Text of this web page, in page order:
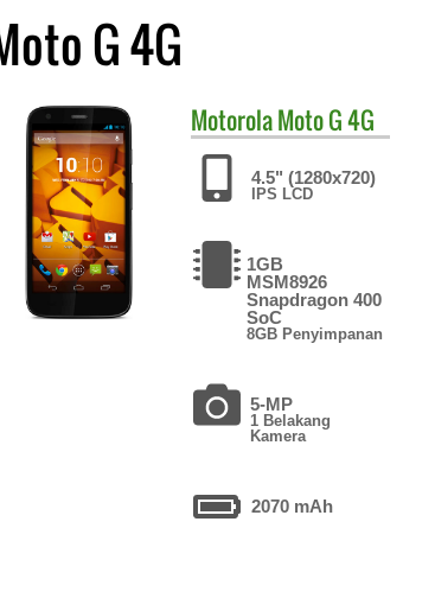
G 4G
MotorolaMoto G 4G
4.5" (1280x720)
IPS LCD
1GB
MSM8926
Snapdragon 400
SoC
8GB Penyimpanan
5-MP
1 Belakang
Kamera
2070 mAh